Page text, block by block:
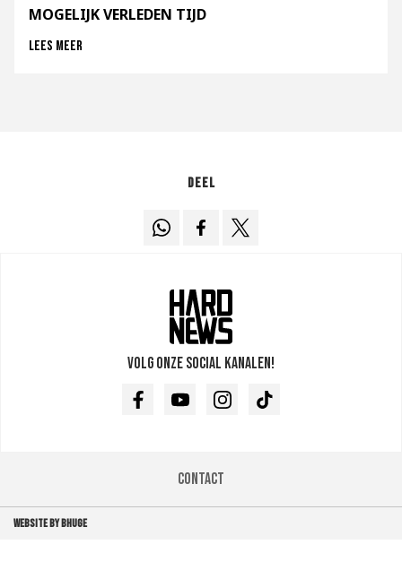
MOGELIJK VERLEDEN TIJD
Lees meer
Deel
Volg onze social kanalen!
FacebookYoutubeInstagramTikTok
Contact
WEBSITE BY BHUGE